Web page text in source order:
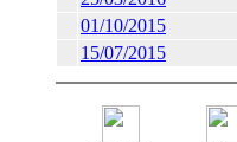
01/10/2015
15/07/2015